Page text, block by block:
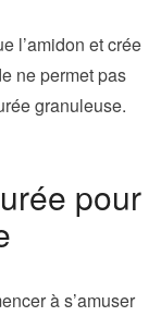
l’amidon et crée
ne permet pas
granuleuse.
pour
à s’amuser